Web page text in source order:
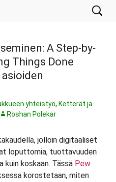
Haku:
A Step-by-
Things Done
yhteistyö, Ketterät ja
Roshan Polekar
jolloin digitaaliset
loputtomia, tuottavuuden
kuin koskaan. Tässä Pew
korostetaan, miten